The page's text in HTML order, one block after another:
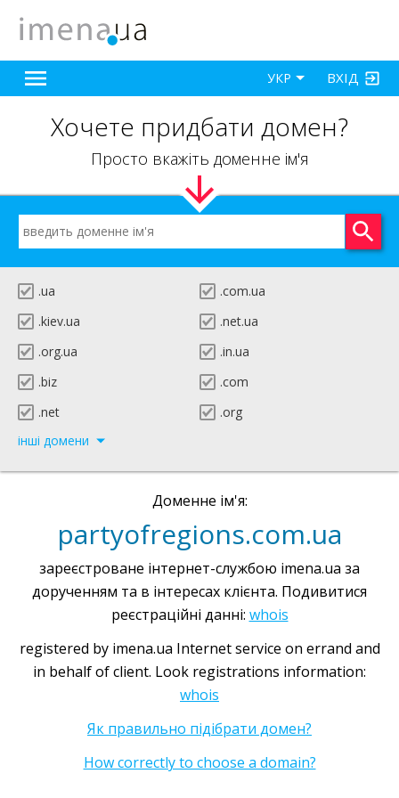
ВХІД
УКР
Хочете придбати домен?
Просто вкажіть доменне ім'я
.ua
.com.ua
.kiev.ua
.net.ua
.org.ua
.in.ua
.biz
.com
.net
.org
інші домени
Доменне ім'я:
partyofregions.com.ua
зареєстроване інтернет-службою imena.ua за
дорученням та в інтересах клієнта. Подивитися
реєстраційні данні: whois
registered by imena.ua Internet service on errand and
in behalf of client. Look registrations information:
whois
Як правильно підібрати домен?
How correctly to choose a domain?